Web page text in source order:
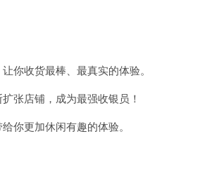
你收货最棒、最真实的体验。
张店铺，成为最强收银员！
你更加休闲有趣的体验。